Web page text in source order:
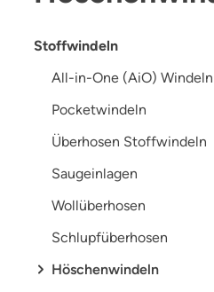
Stoffwindeln
All-in-One (AiO) Windeln
Pocketwindeln
Überhosen Stoffwindeln
Saugeinlagen
Wollüberhosen
Schlupfüberhosen
Höschenwindeln